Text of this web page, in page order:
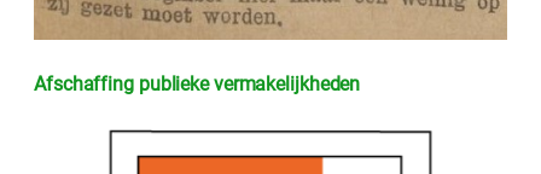
Afschaffing publieke vermakelijkheden